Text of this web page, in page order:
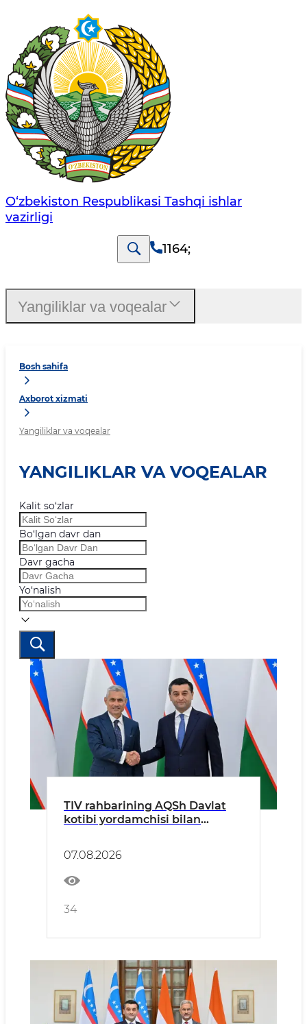
O‘zbеkistоn Rеspublikаsi Tashqi ishlаr
vаzirligi
1164;
Bosh sahifa
Axborot xizmati
Yangiliklar va voqealar
YANGILIKLAR VA VOQEALAR
Kalit so‘zlar
Bo‘lgan davr dan
Davr gacha
Yo‘nalish
TIV rahbarining AQSh Davlat
kotibi yordamchisi bilan
07.08.2026
34
Yangiliklar va voqealar